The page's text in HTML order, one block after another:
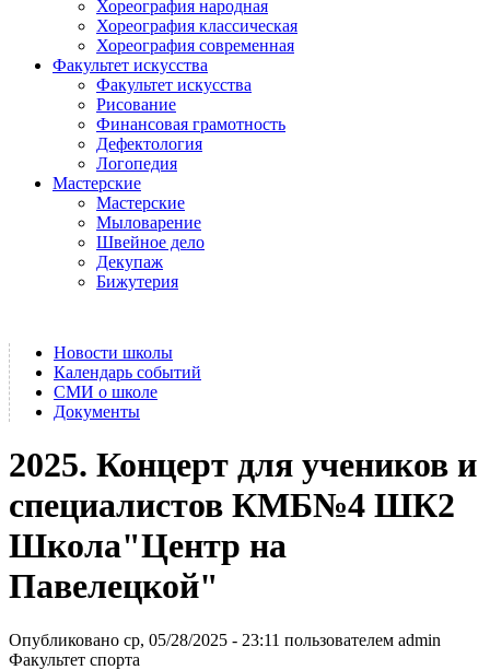
Хореография народная
Хореография классическая
Хореография современная
Факультет искусства
Факультет искусства
Рисование
Финансовая грамотность
Дефектология
Логопедия
Мастерские
Мастерские
Мыловарение
Швейное дело
Декупаж
Бижутерия
Новости школы
Календарь событий
СМИ о школе
Документы
2025. Концерт для учеников и
специалистов КМБ№4 ШК2
Школа"Центр на
Павелецкой"
Опубликовано ср, 05/28/2025 - 23:11 пользователем admin
Факультет спорта